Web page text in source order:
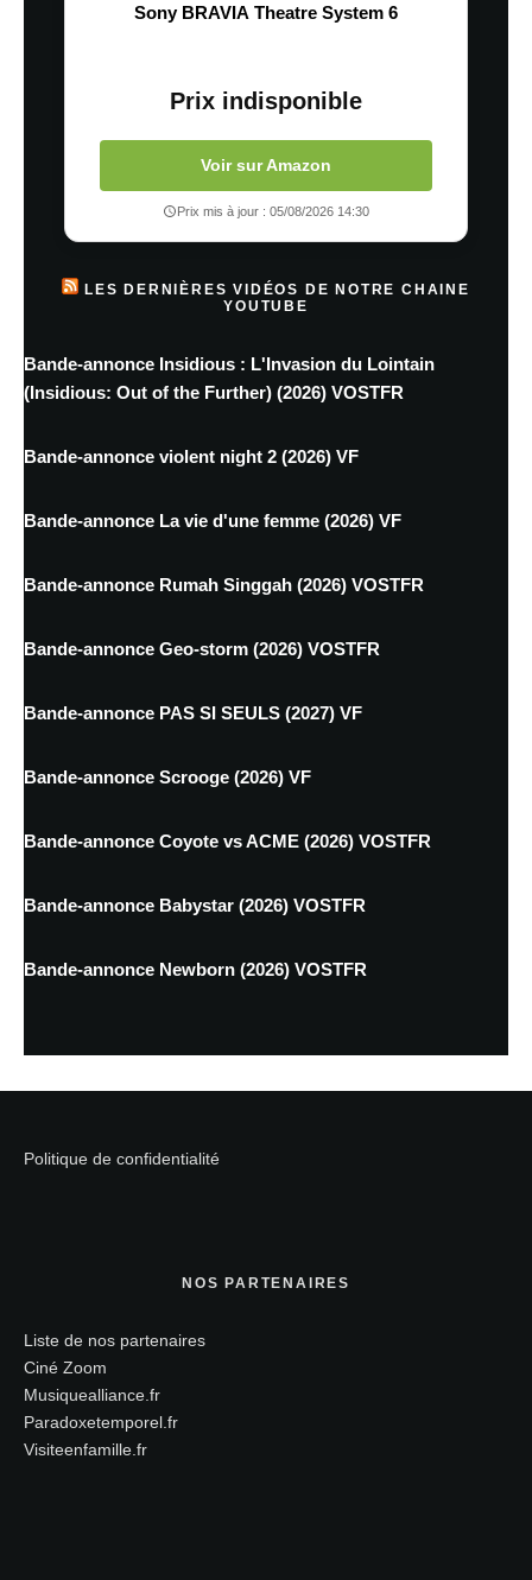
Sony BRAVIA Theatre System 6
Prix indisponible
Voir sur Amazon
Prix mis à jour : 05/08/2026 14:30
LES DERNIÈRES VIDÉOS DE NOTRE CHAINE
YOUTUBE
Bande-annonce Insidious : L'Invasion du Lointain
(Insidious: Out of the Further) (2026) VOSTFR
Bande-annonce violent night 2 (2026) VF
Bande-annonce La vie d'une femme (2026) VF
Bande-annonce Rumah Singgah (2026) VOSTFR
Bande-annonce Geo-storm (2026) VOSTFR
Bande-annonce PAS SI SEULS (2027) VF
Bande-annonce Scrooge (2026) VF
Bande-annonce Coyote vs ACME (2026) VOSTFR
Bande-annonce Babystar (2026) VOSTFR
Bande-annonce Newborn (2026) VOSTFR
Politique de confidentialité
NOS PARTENAIRES
Liste de nos partenaires
Ciné Zoom
Musiquealliance.fr
Paradoxetemporel.fr
Visiteenfamille.fr